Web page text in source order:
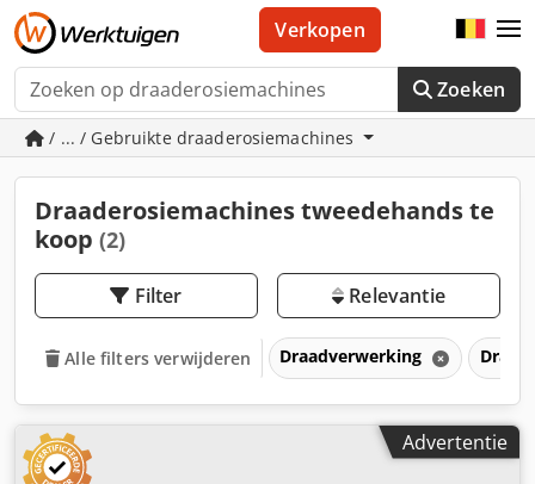
Zoeken
Verkopen
/ ... / Gebruikte draaderosiemachines
Draaderosiemachines tweedehands te
koop (2)
Filter Relevantie
Alle filters verwijderen Draadverwerking
Advertentie